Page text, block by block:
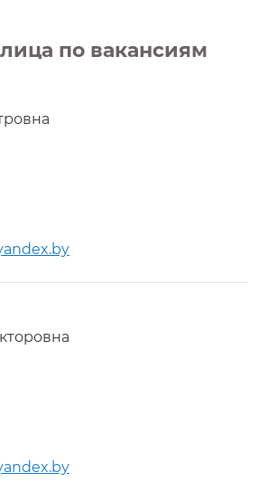
по вакансиям